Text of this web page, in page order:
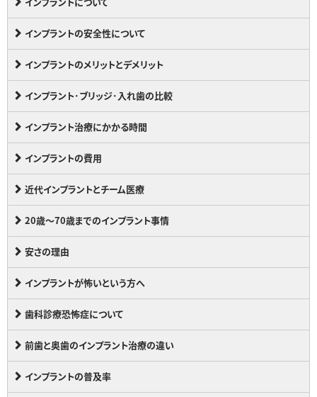
インプラントの安全性について
インプラントのメリットとデメリット
インプラント･ブリッジ･入れ歯の比較
インプラント治療にかかる時間
インプラントの費用
近代インプラントとチーム医療
20歳～70歳までのインプラント事情
安さの理由
インプラントが怖いという方へ
歯科診療恐怖症について
前歯と奥歯のインプラント治療の違い
インプラントの普及率